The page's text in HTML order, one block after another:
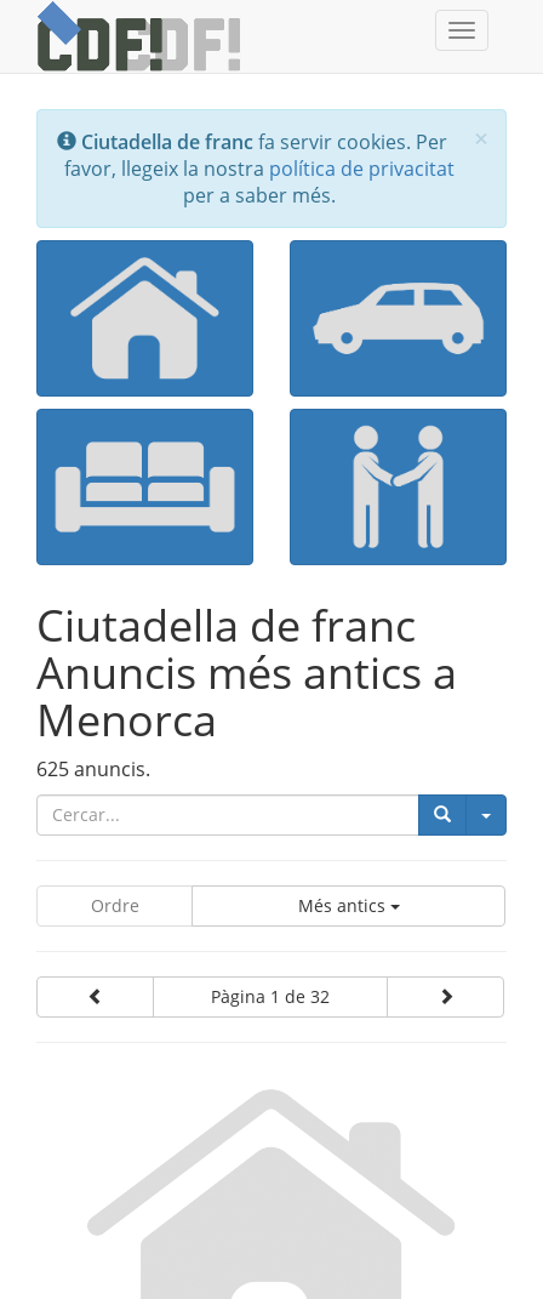
Toggle
×
Ciutadella de francfa servir cookies. Per
favor, llegeix la nostra política de privacitat
per a saber més.
Ciutadella de franc
Anuncis més antics a
Menorca
625 anuncis.
Ordre Més antics
Pàgina 1 de 32